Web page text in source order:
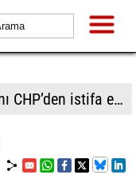
232 belediye başkanı CHP’den istifa etti